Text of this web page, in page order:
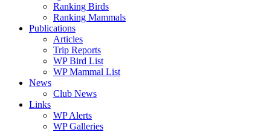
Ranking Birds
Ranking Mammals
Publications
Articles
Trip Reports
WP Bird List
WP Mammal List
News
Club News
Links
WP Alerts
WP Galleries